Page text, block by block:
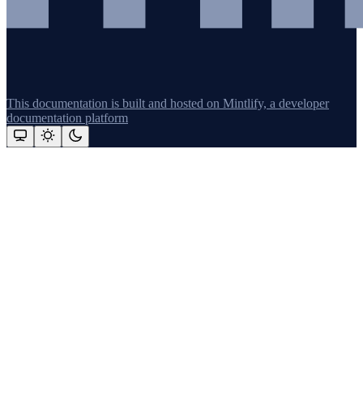
This documentation is built and hosted on Mintlify, a developer
documentation platform